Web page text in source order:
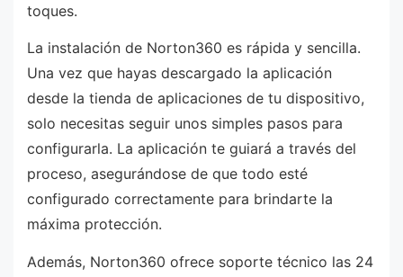
toques.
La instalación de Norton360 es rápida y sencilla.
Una vez que hayas descargado la aplicación
desde la tienda de aplicaciones de tu dispositivo,
solo necesitas seguir unos simples pasos para
configurarla. La aplicación te guiará a través del
proceso, asegurándose de que todo esté
configurado correctamente para brindarte la
máxima protección.
Además, Norton360 ofrece soporte técnico las 24